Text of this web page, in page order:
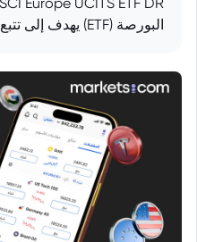
البورصة (ETF) يهدف إلى تتبع أداء مؤشر MSCI Europe.